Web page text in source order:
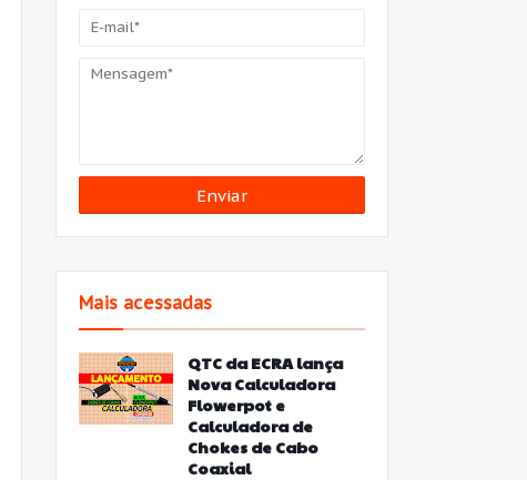
Mais acessadas
QTC da ECRA lança
Nova Calculadora
Flowerpot e
Calculadora de
Chokes de Cabo
Coaxial